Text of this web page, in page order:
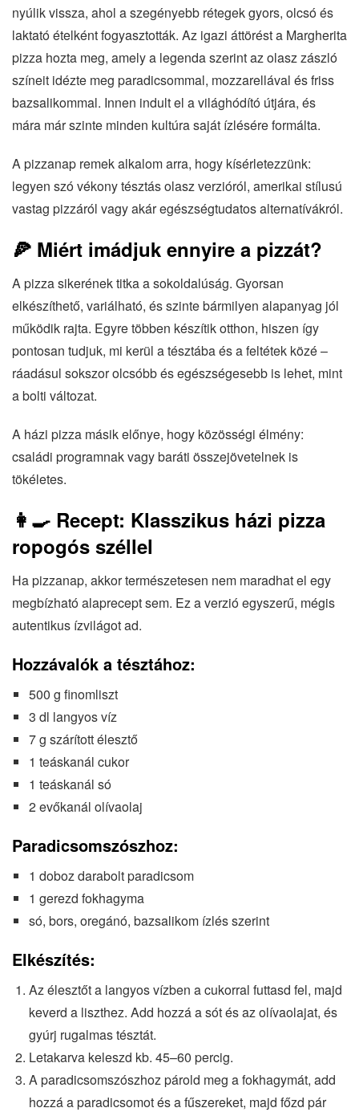
nyúlik vissza, ahol a szegényebb rétegek gyors, olcsó és
laktató ételként fogyasztották. Az igazi áttörést a Margherita
pizza hozta meg, amely a legenda szerint az olasz zászló
színeit idézte meg paradicsommal, mozzarellával és friss
bazsalikommal. Innen indult el a világhódító útjára, és
mára már szinte minden kultúra saját ízlésére formálta.
A pizzanap remek alkalom arra, hogy kísérletezzünk:
legyen szó vékony tésztás olasz verzióról, amerikai stílusú
vastag pizzáról vagy akár egészségtudatos alternatívákról.
🍕 Miért imádjuk ennyire a pizzát?
A pizza sikerének titka a sokoldalúság. Gyorsan
elkészíthető, variálható, és szinte bármilyen alapanyag jól
működik rajta. Egyre többen készítik otthon, hiszen így
pontosan tudjuk, mi kerül a tésztába és a feltétek közé –
ráadásul sokszor olcsóbb és egészségesebb is lehet, mint
a bolti változat.
A házi pizza másik előnye, hogy közösségi élmény:
családi programnak vagy baráti összejövetelnek is
tökéletes.
👩‍🍳 Recept: Klasszikus házi pizza
ropogós széllel
Ha pizzanap, akkor természetesen nem maradhat el egy
megbízható alaprecept sem. Ez a verzió egyszerű, mégis
autentikus ízvilágot ad.
Hozzávalók a tésztához:
500 g finomliszt
3 dl langyos víz
7 g szárított élesztő
1 teáskanál cukor
1 teáskanál só
2 evőkanál olívaolaj
Paradicsomszószhoz:
1 doboz darabolt paradicsom
1 gerezd fokhagyma
só, bors, oregánó, bazsalikom ízlés szerint
Elkészítés:
Az élesztőt a langyos vízben a cukorral futtasd fel, majd
keverd a liszthez. Add hozzá a sót és az olívaolajat, és
gyúrj rugalmas tésztát.
Letakarva keleszd kb. 45–60 percig.
A paradicsomszószhoz párold meg a fokhagymát, add
hozzá a paradicsomot és a fűszereket, majd főzd pár